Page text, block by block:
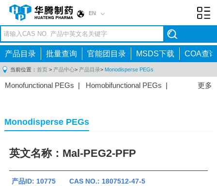
EN
产品目录 批量查询 官能团目录 MSDS下载 COA查询
当前位置： 首页 > 产品中心> 产品目录> Monodisperse PEGs
更多
Monofunctional PEGs | Homobifunctional PEGs |
Monodisperse PEGs
英文名称：Mal-PEG2-PFP
产品ID: 10775 CAS NO.: 1807512-47-5